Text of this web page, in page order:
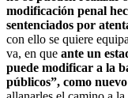
modificación penal
sentenciados por
con ello se quiere
va, en que ante un
puede modificar a la
públicos”, como